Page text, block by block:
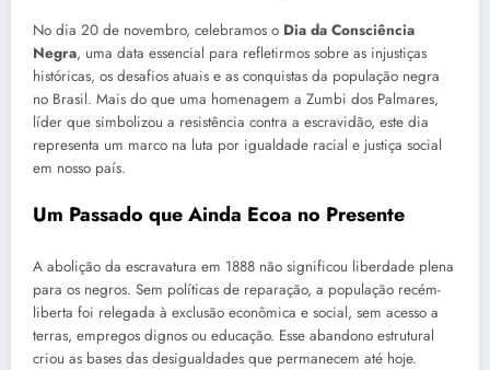
No dia 20 de novembro, celebramos o Dia da Consciência
Negra, uma data essencial para refletirmos sobre as injustiças
históricas, os desafios atuais e as conquistas da população negra
no Brasil. Mais do que uma homenagem a Zumbi dos Palmares,
líder que simbolizou a resistência contra a escravidão, este dia
representa um marco na luta por igualdade racial e justiça social
em nosso país.
Um Passado que Ainda Ecoa no Presente
A abolição da escravatura em 1888 não significou liberdade plena
para os negros. Sem políticas de reparação, a população recém-
liberta foi relegada à exclusão econômica e social, sem acesso a
terras, empregos dignos ou educação. Esse abandono estrutural
criou as bases das desigualdades que permanecem até hoje.